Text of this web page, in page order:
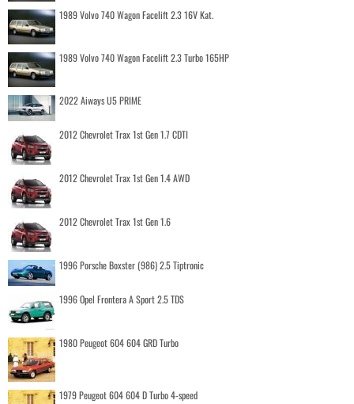
1989 Volvo 740 Wagon Facelift 2.3 16V Kat.
1989 Volvo 740 Wagon Facelift 2.3 Turbo 165HP
2022 Aiways U5 PRIME
2012 Chevrolet Trax 1st Gen 1.7 CDTI
2012 Chevrolet Trax 1st Gen 1.4 AWD
2012 Chevrolet Trax 1st Gen 1.6
1996 Porsche Boxster (986) 2.5 Tiptronic
1996 Opel Frontera A Sport 2.5 TDS
1980 Peugeot 604 604 GRD Turbo
1979 Peugeot 604 604 D Turbo 4-speed